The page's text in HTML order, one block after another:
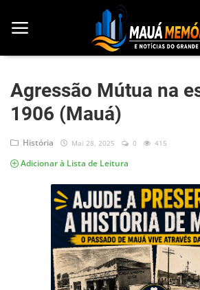
Início
Dorama
Agressão Mútua na
1906 (Mauá)
História Mai 28, 2025 0 415
Adicionar à Lista de Leitura